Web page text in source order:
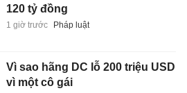
120 tỷ đồng
1 giờ trước Pháp luật
Vì sao hãng DC lỗ 200 triệu USD
vì một cô gái